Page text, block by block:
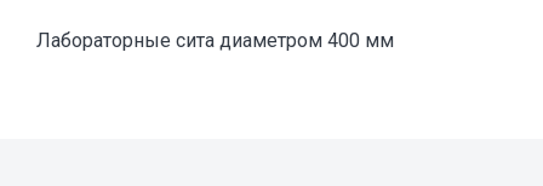
Лабораторные сита диаметром 400 мм